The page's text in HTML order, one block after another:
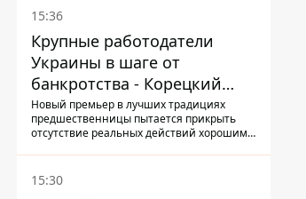
15:36
Крупные работодатели
Украины в шаге от
банкротства - Корецкий
обещает им… новые склады
Новый премьер в лучших традициях
предшественницы пытается прикрыть
отсутствие реальных действий хорошими
15:30